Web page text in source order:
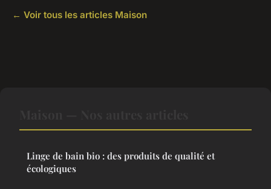
← Voir tous les articles Maison
Linge de bain bio : des produits de qualité et
écologiques